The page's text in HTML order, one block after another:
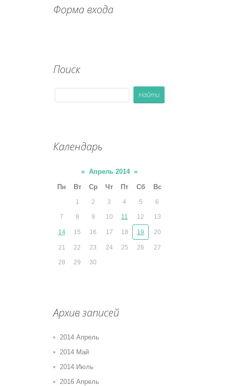
Форма входа
Поиск
Календарь
« Апрель 2014 »
Пн
Вт Ср Чт Пт Сб Вс
1 2 3 4 5 6
7 8 9 10 11 12 13
14 15 16 17 18 19 20
21 22 23 24 25 26 27
28 29 30
Архив записей
2014 Апрель
2014 Май
2014 Июль
2016 Апрель